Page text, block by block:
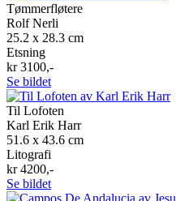
Tømmerfløtere
Rolf Nerli
25.2 x 28.3 cm
Etsning
kr 3100,-
Se bildet
Til Lofoten
Karl Erik Harr
51.6 x 43.6 cm
Litografi
kr 4200,-
Se bildet